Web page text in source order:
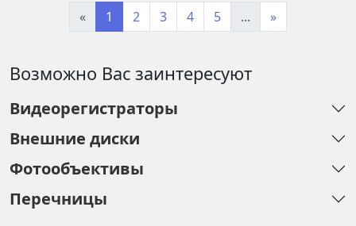
« 1 2 3 4 5 ... »
Возможно Вас заинтересуют
Видеорегистраторы
Внешние диски
Фотообъективы
Перечницы